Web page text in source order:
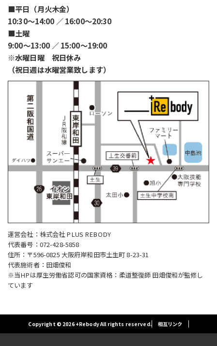
■平日（月火木金）
10:30〜14:00 ／ 16:00〜20:30
■土曜
9:00〜13:00 ／ 15:00〜19:00
※水曜日曜 祝日休み
（祝日週は水曜営業致します）
運営会社：株式会社 PLUS REBODY
代表番号：072-428-5858
住所：〒596-0825 大阪府岸和田市土生町 8-23-31
代表施術者：田畑俊和
※当HPは厚生労働省認可の国家資格：柔道整復師 田畑俊和が監修し
ています
Copyright © 2026 +Rebody All rights reserved. 相互リンク